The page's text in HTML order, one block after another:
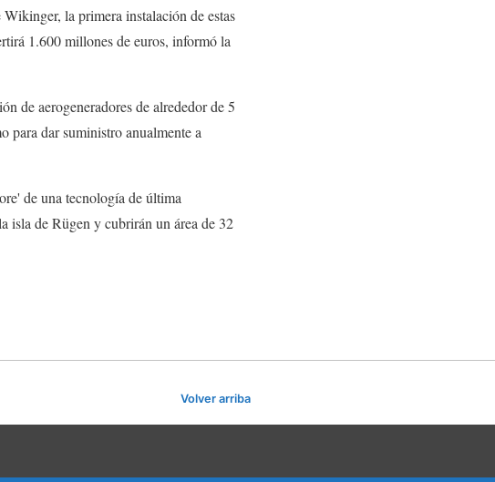
la primera instalación de estas
1.600 millones de euros, informó la
de aerogeneradores de alrededor de 5
para dar suministro anualmente a
de una tecnología de última
isla de Rügen y cubrirán un área de 32
Volver arriba